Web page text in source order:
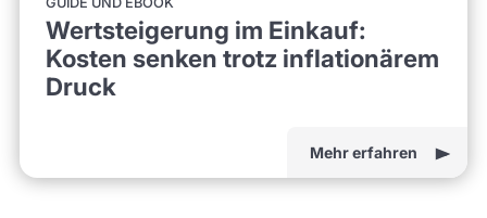
Wertsteigerung im Einkauf:
Kosten senken trotz inflationärem
Druck
Mehr erfahren